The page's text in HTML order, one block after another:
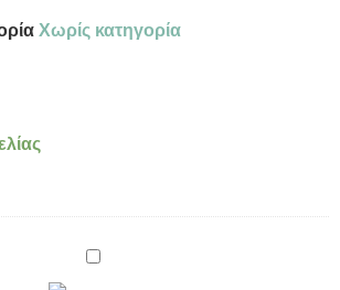
Χωρίς κατηγορία
Teorema